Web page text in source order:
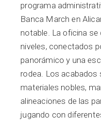
programa
Banca March en
notable. La oficina se
niveles, conectados
panorámico y una
rodea. Los acabados
materiales nobles,
alineaciones de las
jugando con